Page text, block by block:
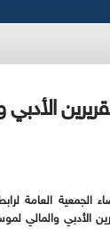
الجمعية العامة